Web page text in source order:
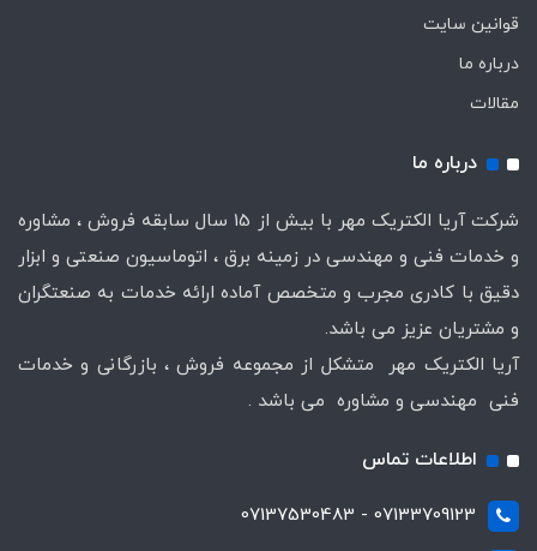
قوانین سایت
درباره ما
مقالات
درباره ما
شرکت آریا الکتریک مهر با بیش از 15 سال سابقه فروش ، مشاوره
و خدمات فنی و مهندسی در زمینه برق ، اتوماسیون صنعتی و ابزار
دقیق با کادری مجرب و متخصص آماده ارائه خدمات به صنعتگران
و مشتریان عزیز می باشد.
آریا الکتریک مهر متشکل از مجموعه فروش ، بازرگانی و خدمات
فنی مهندسی و مشاوره می باشد .
اطلاعات تماس
07133709123 - 07137530483